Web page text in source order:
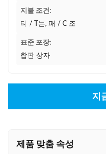
지불 조건:
티 / T는, 패 / C 조
표준 포장:
합판 상자
지
제품 맞춤 속성